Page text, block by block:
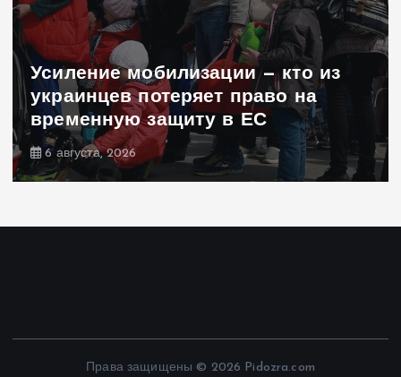
Усиление мобилизации — кто из
украинцев потеряет право на
временную защиту в ЕС
6 августа, 2026
Права защищены © 2026 Pidozra.com